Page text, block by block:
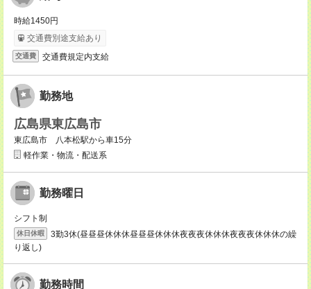
時給1450円
交通費別途支給あり
交通費 交通費規定内支給
勤務地
広島県東広島市
東広島市 八本松駅から車15分
軽作業・物流・配送系
勤務曜日
シフト制
休日休暇
3勤3休(昼昼昼休休休昼昼昼休休休夜夜夜休休休夜夜夜休休休の繰
り返し)
勤務時間